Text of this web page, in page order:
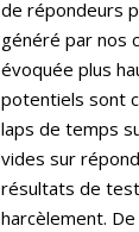
de répondeurs
généré par nos
évoquée plus
potentiels sont
laps de temps
vides sur
résultats de
harcèlement.